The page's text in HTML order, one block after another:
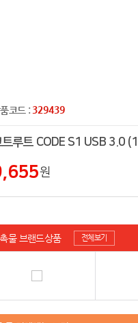
코드 : 329439
원
물 브랜드상품 전체보기